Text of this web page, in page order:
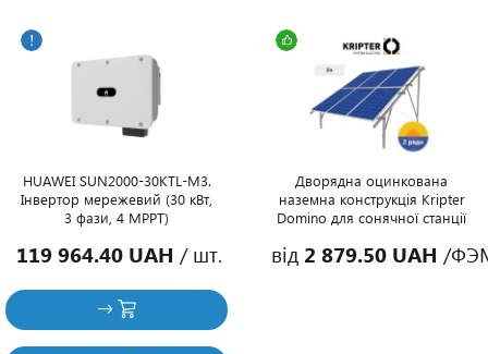
HUAWEI SUN2000-30KTL-M3.
Інвертор мережевий (30 кВт,
3 фази, 4 MPPT)
119 964.40 UAH / шт.
Дворядна оцинкована
наземна конструкція Kripter
Domino для сонячної станції
від 2 879.50 UAH /